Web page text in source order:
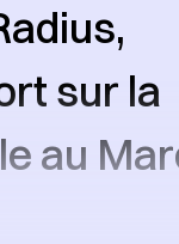
sur la
au